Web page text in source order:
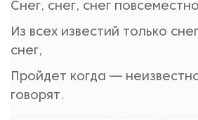
Снег, снег, снег
Из всех известий только
снег,
Пройдет когда —
говорят.